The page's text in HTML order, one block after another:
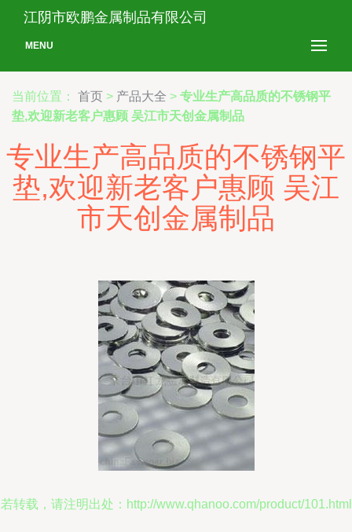
江阴市欧鹏金属制品有限公司
MENU
当前位置： 首页 > 产品大全 > 专业生产高品质的不锈钢平
垫,欢迎新老客户惠顾 吴江市天创金属制品
专业生产高品质的不锈钢平
垫,欢迎新老客户惠顾 吴江
市天创金属制品
转载，请注明出处：http://www.qhanoo.com/product/101.html